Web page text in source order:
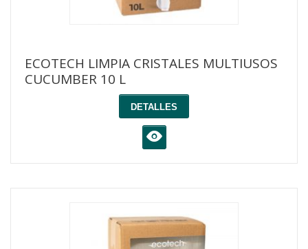
ECOTECH LIMPIA CRISTALES MULTIUSOS
CUCUMBER 10 L
DETALLES
K